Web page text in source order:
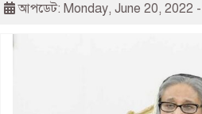
আপডেট: Monday, June 20, 2022